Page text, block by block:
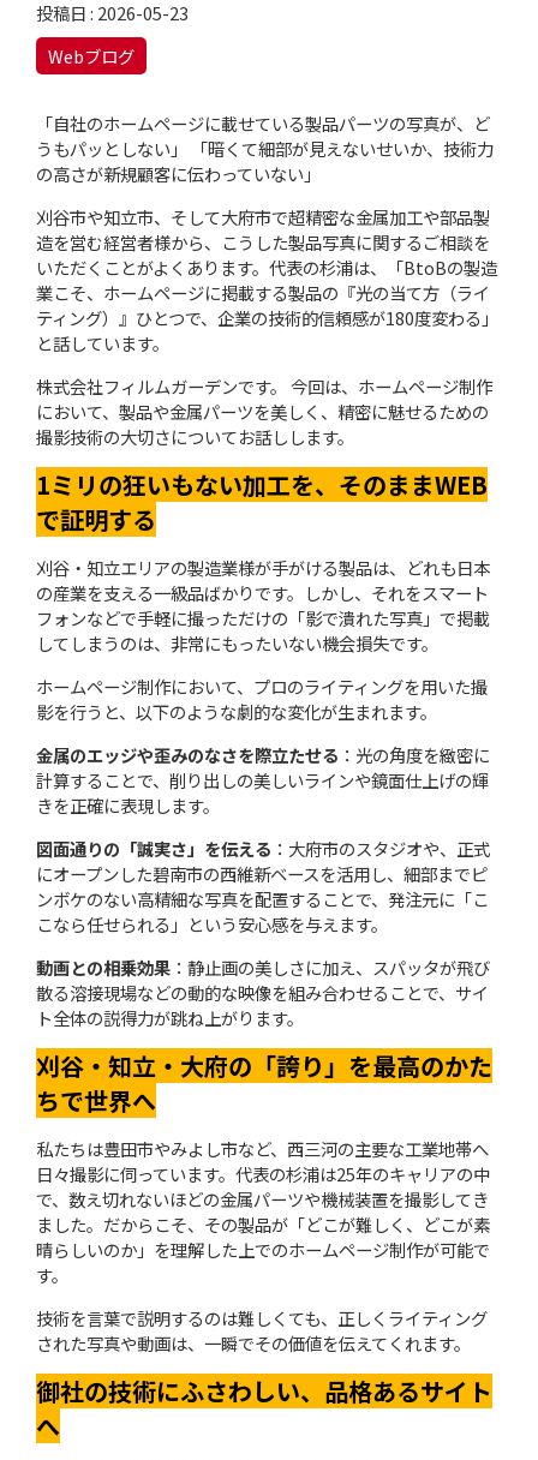
投稿日 : 2026-05-23
Webブログ
「自社のホームページに載せている製品パーツの写真が、ど
うもパッとしない」 「暗くて細部が見えないせいか、技術力
の高さが新規顧客に伝わっていない」
刈谷市や知立市、そして大府市で超精密な金属加工や部品製
造を営む経営者様から、こうした製品写真に関するご相談を
いただくことがよくあります。代表の杉浦は、「BtoBの製造
業こそ、ホームページに掲載する製品の『光の当て方（ライ
ティング）』ひとつで、企業の技術的信頼感が180度変わる」
と話しています。
株式会社フィルムガーデンです。 今回は、ホームページ制作
において、製品や金属パーツを美しく、精密に魅せるための
撮影技術の大切さについてお話しします。
1ミリの狂いもない加工を、そのままWEB
で証明する
刈谷・知立エリアの製造業様が手がける製品は、どれも日本
の産業を支える一級品ばかりです。しかし、それをスマート
フォンなどで手軽に撮っただけの「影で潰れた写真」で掲載
してしまうのは、非常にもったいない機会損失です。
ホームページ制作において、プロのライティングを用いた撮
影を行うと、以下のような劇的な変化が生まれます。
金属のエッジや歪みのなさを際立たせる ：光の角度を緻密に
計算することで、削り出しの美しいラインや鏡面仕上げの輝
きを正確に表現します。
図面通りの「誠実さ」を伝える ：大府市のスタジオや、正式
にオープンした碧南市の西維新ベースを活用し、細部までピ
ンボケのない高精細な写真を配置することで、発注元に「こ
こなら任せられる」という安心感を与えます。
動画との相乗効果 ：静止画の美しさに加え、スパッタが飛び
散る溶接現場などの動的な映像を組み合わせることで、サイ
ト全体の説得力が跳ね上がります。
刈谷・知立・大府の「誇り」を最高のかた
ちで世界へ
私たちは豊田市やみよし市など、西三河の主要な工業地帯へ
日々撮影に伺っています。代表の杉浦は25年のキャリアの中
で、数え切れないほどの金属パーツや機械装置を撮影してき
ました。だからこそ、その製品が「どこが難しく、どこが素
晴らしいのか」を理解した上でのホームページ制作が可能で
す。
技術を言葉で説明するのは難しくても、正しくライティング
された写真や動画は、一瞬でその価値を伝えてくれます。
御社の技術にふさわしい、品格あるサイト
へ